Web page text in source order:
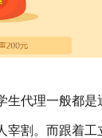
生代理一般都
宰割。而跟着工